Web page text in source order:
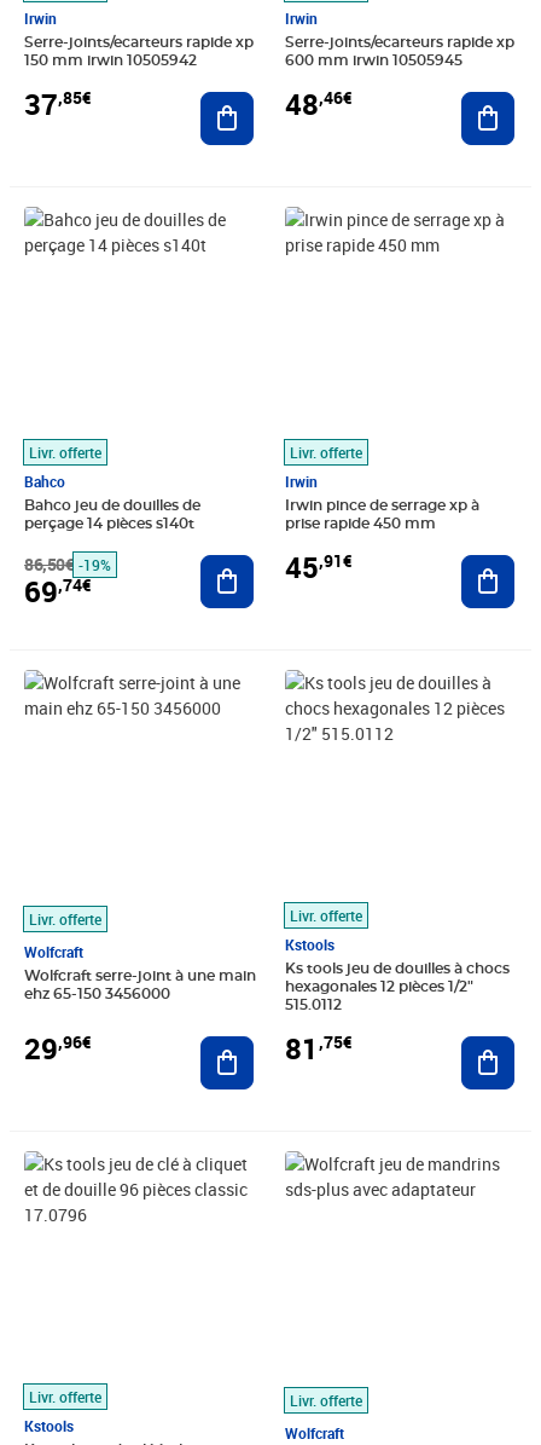
Irwin
Serre-joints/ecarteurs rapide xp
150 mm irwin 10505942
37,85€ Ajouter au panier
Irwin
Serre-joints/ecarteurs rapide xp
600 mm irwin 10505945
48,46€
Livr. offerte
Bahco
Bahco jeu de douilles de
perçage 14 pièces s140t
86,50€
Prix barré 86,50€
-19%
69,74€
Prix 69,74€
Ajouter au panier
Livr. offerte
Irwin
Irwin pince de serrage xp à
prise rapide 450 mm
45,91€
Prix 45,91€
Livr. offerte
Wolfcraft
Wolfcraft serre-joint à une main
ehz 65-150 3456000
29,96€
Prix 29,96€
Ajouter au panier
Livr. offerte
Kstools
Ks tools jeu de douilles à chocs
hexagonales 12 pièces 1/2"
515.0112
81 ,75€
Prix 81,75€
Livr. offerte
Kstools
Prix 109,63€
Livr. offerte
Wolfcraft
Prix barré 23,99€
Prix 22,14€